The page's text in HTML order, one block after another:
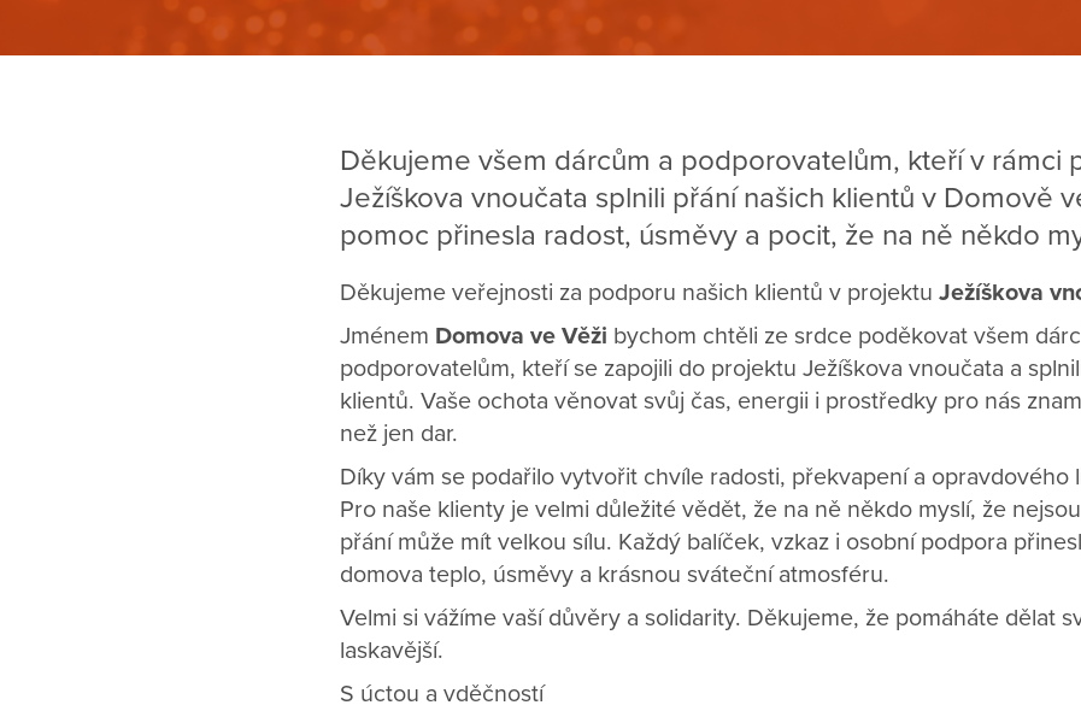
Děkujeme všem dárcům a podporovatelům, kteří v rámci
Ježíškova vnoučata splnili přání našich klientů v Domově
pomoc přinesla radost, úsměvy a pocit, že na ně někdo
Děkujeme veřejnosti za podporu našich klientů v projektu Ježíškova
Jménem Domova ve Věži bychom chtěli ze srdce poděkovat všem
podporovatelům, kteří se zapojili do projektu Ježíškova vnoučata a
klientů. Vaše ochota věnovat svůj čas, energii i prostředky pro nás
než jen dar.
Díky vám se podařilo vytvořit chvíle radosti, překvapení a opravdového
Pro naše klienty je velmi důležité vědět, že na ně někdo myslí, že nejsou
přání může mít velkou sílu. Každý balíček, vzkaz i osobní podpora
domova teplo, úsměvy a krásnou sváteční atmosféru.
Velmi si vážíme vaší důvěry a solidarity. Děkujeme, že pomáháte dělat
laskavější.
S úctou a vděčností